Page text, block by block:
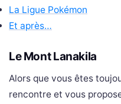
La Ligue Pokémon
Et après…
Le Mont Lanakila
Alors que vous êtes
rencontre et vous